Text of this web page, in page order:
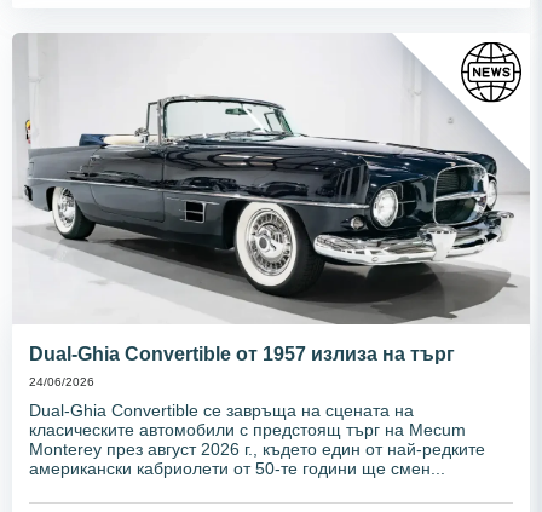
Dual-Ghia Convertible от 1957 излиза на търг
24/06/2026
Dual-Ghia Convertible се завръща на сцената на
класическите автомобили с предстоящ търг на Mecum
Monterey през август 2026 г., където един от най-редките
американски кабриолети от 50-те години ще смен...